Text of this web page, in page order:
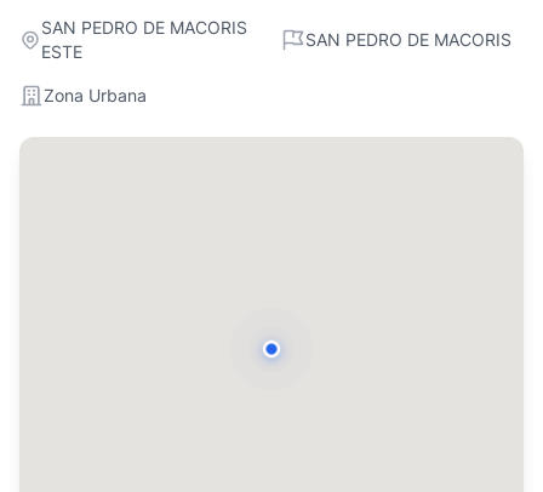
SAN PEDRO DE MACORIS
ESTE
SAN PEDRO DE MACORIS
Zona Urbana